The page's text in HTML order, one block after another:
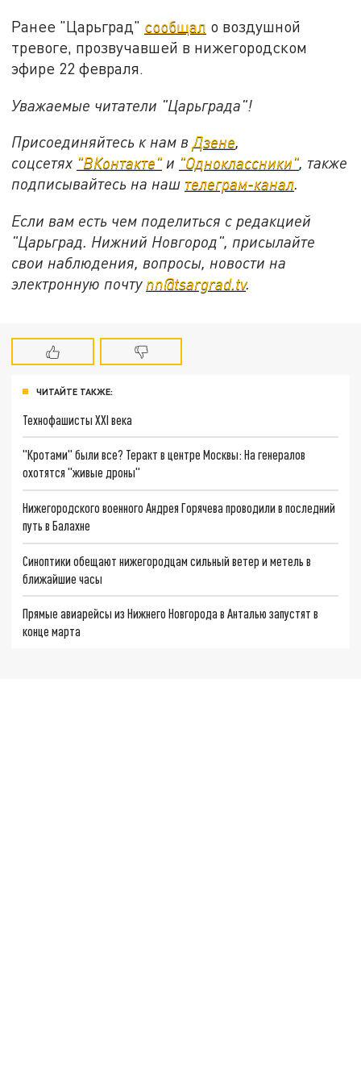
Ранее "Царьград" сообщал о воздушной
тревоге, прозвучавшей в нижегородском
эфире 22 февраля.
Уважаемые читатели "Царьграда"!
Присоединяйтесь к нам вДзене,
соцсетях "ВКонтакте" и "Одноклассники", также
подписывайтесь на наш телеграм-канал.
Если вам есть чем поделиться с редакцией
"Царьград. Нижний Новгород", присылайте
свои наблюдения, вопросы, новости на
электронную почту nn@tsargrad.tv.
ЧИТАЙТЕ ТАКЖЕ:
Технофашисты XXI века
"Кротами" были все? Теракт в центре Москвы: На генералов
охотятся "живые дроны"
Нижегородского военного Андрея Горячева проводили в последний
путь в Балахне
Синоптики обещают нижегородцам сильный ветер и метель в
ближайшие часы
Прямые авиарейсы из Нижнего Новгорода в Анталью запустят в
конце марта